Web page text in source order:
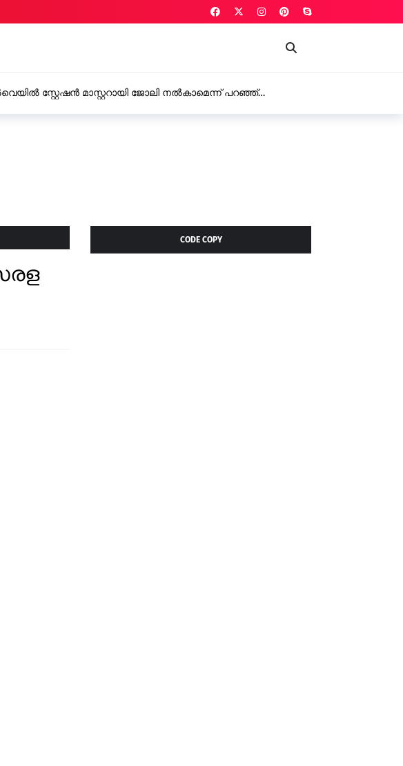
സ്റ്റേഷൻ മാസ്റ്ററായി ജോലി നൽകാമെന്ന് പറഞ്ഞ്
CODE COPY